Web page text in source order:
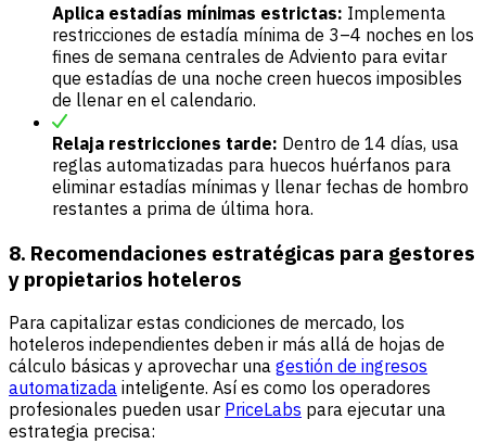
Aplica estadías mínimas estrictas: Implementa
restricciones de estadía mínima de 3–4 noches en los
fines de semana centrales de Adviento para evitar
que estadías de una noche creen huecos imposibles
de llenar en el calendario.
Relaja restricciones tarde: Dentro de 14 días, usa
reglas automatizadas para huecos huérfanos para
eliminar estadías mínimas y llenar fechas de hombro
restantes a prima de última hora.
8. Recomendaciones estratégicas para gestores
y propietarios hoteleros
Para capitalizar estas condiciones de mercado, los
hoteleros independientes deben ir más allá de hojas de
cálculo básicas y aprovechar una gestión de ingresos
automatizada inteligente. Así es como los operadores
profesionales pueden usar PriceLabs para ejecutar una
estrategia precisa: